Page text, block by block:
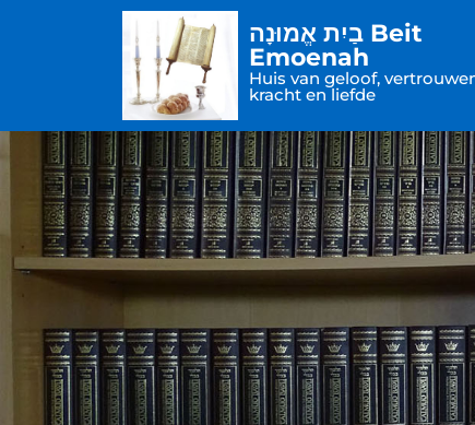
בַיִת אֱמוּנָה Beit
Emoenah
Huis van geloof,
kracht en liefde